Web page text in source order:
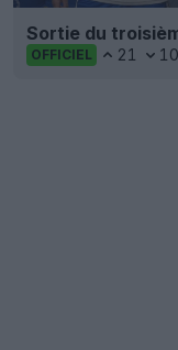
Sortie du
OFFICIEL 21 10